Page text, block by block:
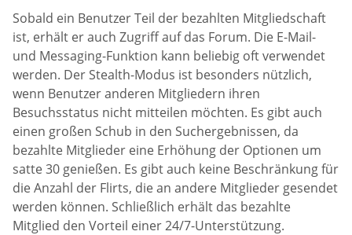
Sobald ein Benutzer Teil der bezahlten Mitgliedschaft
ist, erhält er auch Zugriff auf das Forum. Die E-Mail-
und Messaging-Funktion kann beliebig oft verwendet
werden. Der Stealth-Modus ist besonders nützlich,
wenn Benutzer anderen Mitgliedern ihren
Besuchsstatus nicht mitteilen möchten. Es gibt auch
einen großen Schub in den Suchergebnissen, da
bezahlte Mitglieder eine Erhöhung der Optionen um
satte 30 genießen. Es gibt auch keine Beschränkung für
die Anzahl der Flirts, die an andere Mitglieder gesendet
werden können. Schließlich erhält das bezahlte
Mitglied den Vorteil einer 24/7-Unterstützung.